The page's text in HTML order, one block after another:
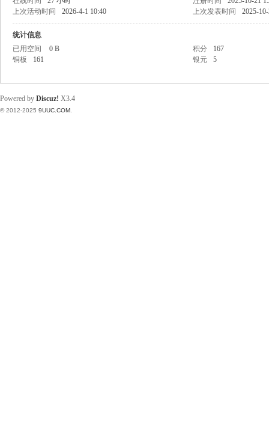
上次活动时间
2026-4-1 10:40 上次发表时间 2025-
统计信息
已用空间
0 B 积分
167
铜板
161 银元 5
Powered by Discuz! X3.4
© 2012-2025 9UUC.COM